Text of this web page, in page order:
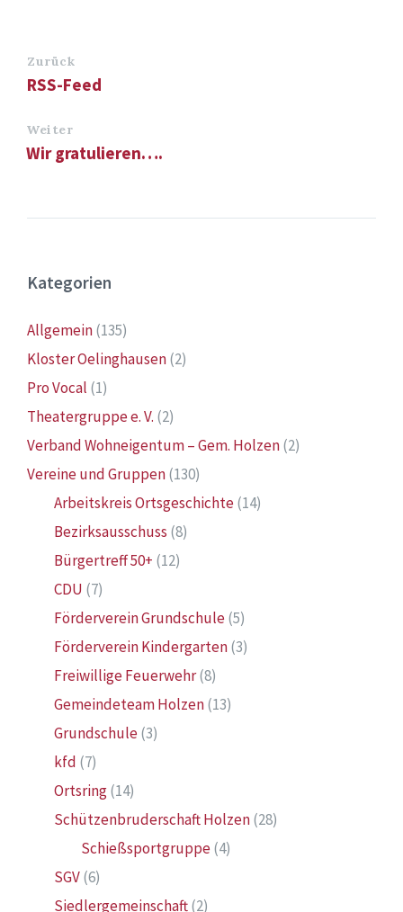
Zurück
RSS-Feed
Weiter
Wir gratulieren….
Kategorien
Allgemein(135)
Kloster Oelinghausen(2)
Pro Vocal (1)
Theatergruppe e. V. (2)
Verband Wohneigentum – Gem. Holzen(2)
Vereine und Gruppen(130)
Arbeitskreis Ortsgeschichte(14)
Bezirksausschuss (8)
Bürgertreff 50+ (12)
CDU (7)
Förderverein Grundschule(5)
Förderverein Kindergarten(3)
Freiwillige Feuerwehr(8)
Gemeindeteam Holzen(13)
Grundschule(3)
kfd (7)
Ortsring(14)
Schützenbruderschaft Holzen(28)
Schießsportgruppe(4)
SGV(6)
Siedlergemeinschaft(2)